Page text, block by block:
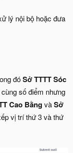
lý nội bộ hoặc đưa
đóSở TTTT Sóc
số điểm nhưng
Cao BằngvàSở
vị trí thứ 3 và thứ